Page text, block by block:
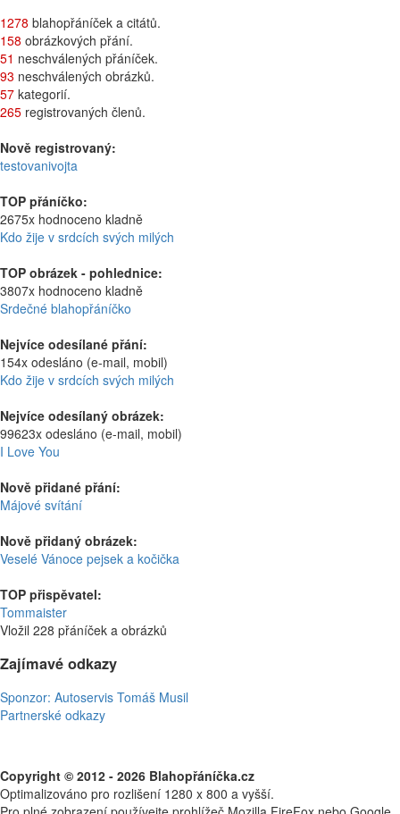
1278 blahopřáníček a citátů.
158 obrázkových přání.
51 neschválených přáníček.
93 neschválených obrázků.
57 kategorií.
265 registrovaných členů.
Nově registrovaný:
testovanivojta
TOP přáníčko:
2675x hodnoceno kladně
Kdo žije v srdcích svých milých
TOP obrázek - pohlednice:
3807x hodnoceno kladně
Srdečné blahopřáníčko
Nejvíce odesílané přání:
154x odesláno (e-mail, mobil)
Kdo žije v srdcích svých milých
Nejvíce odesílaný obrázek:
99623x odesláno (e-mail, mobil)
I Love You
Nově přidané přání:
Májové svítání
Nově přidaný obrázek:
Veselé Vánoce pejsek a kočička
TOP přispěvatel:
Tommaister
Vložil 228 přáníček a obrázků
Zajímavé odkazy
Sponzor: Autoservis Tomáš Musil
Partnerské odkazy
Copyright © 2012 - 2026 Blahopřáníčka.cz
Optimalizováno pro rozlišení 1280 x 800 a vyšší.